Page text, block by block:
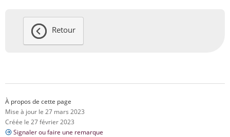
Retour
À propos de cette page
Mise à jour le 27 mars 2023
Créée le 27 février 2023
Signaler ou faire une remarque